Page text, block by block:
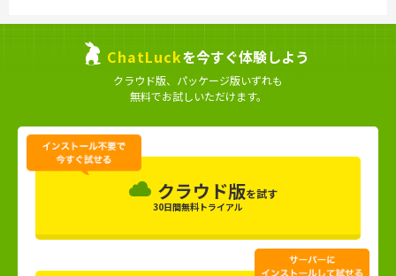
ChatLuckを今すぐ体験しよう
クラウド版、パッケージ版いずれも
無料でお試しいただけます。
クラウド版を試す
30日間無料トライアル